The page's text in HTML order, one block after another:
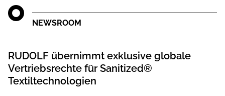
NEWSROOM
RUDOLF übernimmt exklusive globale
Vertriebsrechte für Sanitized®
Textiltechnologien